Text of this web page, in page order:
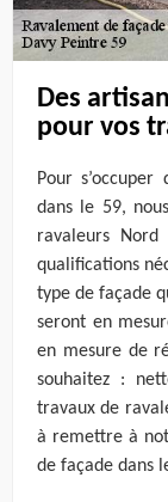
Des
pour vos
Pour
dans le 59,
ravaleurs Nord
qualifications
type de façade
seront en
en mesure de
souhaitez :
travaux de
à remettre à
de façade dans